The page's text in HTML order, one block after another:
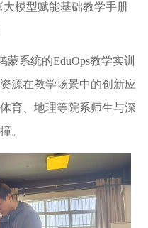
模型赋能基础教学手册
蒙系统的EduOps教学实训
源在教学场景中的创新应
育、地理等院系师生与深
。